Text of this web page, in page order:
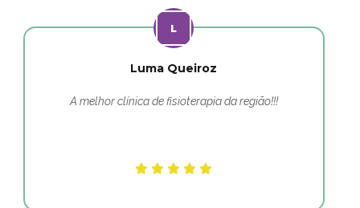
Luma Queiroz
A melhor clínica de fisioterapia da região!!!